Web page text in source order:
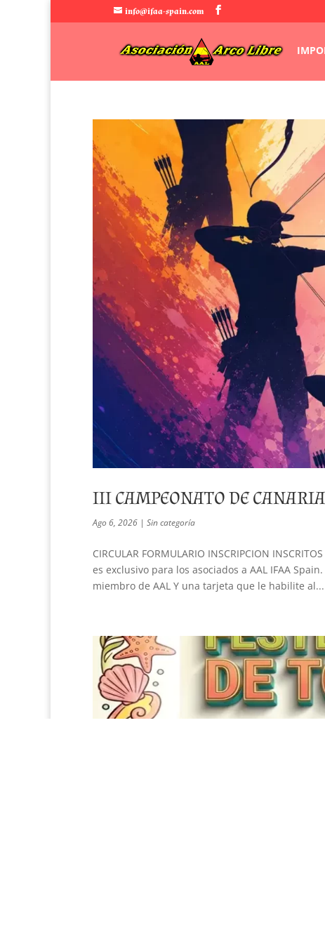
info@ifaa-spain.com
III CAMPEONATO DE
Ago 6, 2026 | Sin categoría
CIRCULAR FORMULARIO INSCRIPCION
es exclusivo para los asociados a AAL IFAA
miembro de AAL Y una tarjeta que le habilite al...